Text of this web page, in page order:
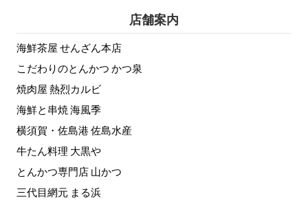
店舗案内
海鮮茶屋 せんざん本店
こだわりのとんかつ かつ泉
焼肉屋 熱烈カルビ
海鮮と串焼 海風季
横須賀・佐島港 佐島水産
牛たん料理 大黒や
とんかつ専門店 山かつ
三代目網元 まる浜